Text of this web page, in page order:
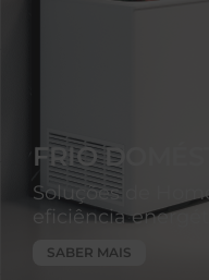
FRIO
Soluções de
eficiência
SABER MAIS